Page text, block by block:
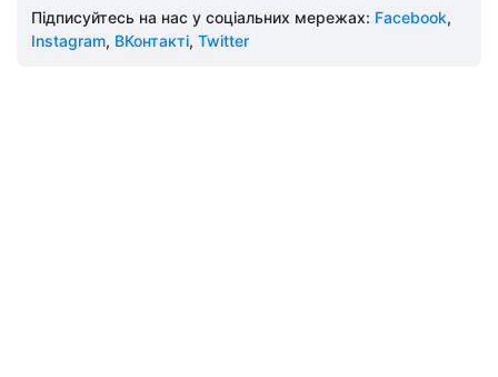
Підписуйтесь на нас у соціальних мережах: Facebook,
Instagram, ВКонтакті, Twitter